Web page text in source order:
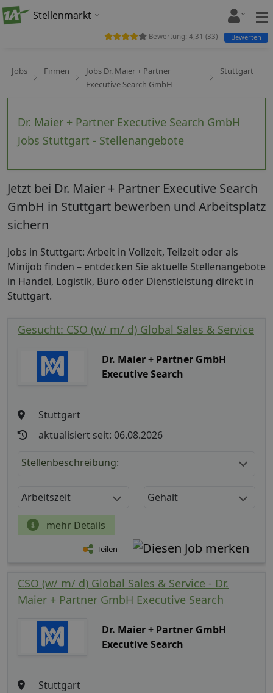
Stellenmarkt
Jobs Firmen
Jobs Dr. Maier + Partner
Executive Search GmbH
Stuttgart
Dr. Maier + Partner Executive Search GmbH
Jobs Stuttgart - Stellenangebote
Bewertung: 4,31 (33) Bewerten
Jetzt bei Dr. Maier + Partner Executive Search
GmbH in Stuttgart bewerben und Arbeitsplatz
sichern
Jobs in Stuttgart: Arbeit in Vollzeit, Teilzeit oder als
Minijob finden – entdecken Sie aktuelle Stellenangebote
in Handel, Logistik, Büro oder Dienstleistung direkt in
Stuttgart.
Gesucht: CSO (w/ m/ d) Global Sales & Service
Dr. Maier + Partner GmbH
Executive Search
Stuttgart
aktualisiert seit: 06.08.2026
Stellenbeschreibung:
Arbeitszeit Gehalt
mehr Details
Teilen
CSO (w/ m/ d) Global Sales & Service - Dr.
Maier + Partner GmbH Executive Search
Dr. Maier + Partner GmbH
Executive Search
Stuttgart